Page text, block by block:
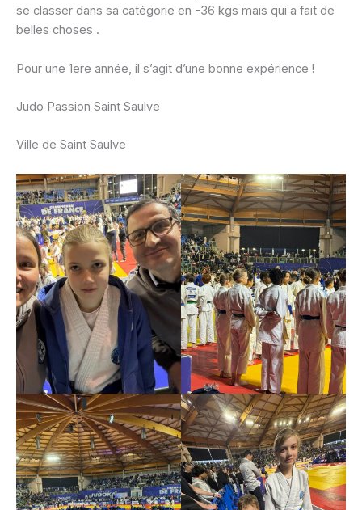
se classer dans sa catégorie en -36 kgs mais qui a fait de
belles choses .
Pour une 1ere année, il s’agit d’une bonne expérience !
Judo Passion Saint Saulve
Ville de Saint Saulve